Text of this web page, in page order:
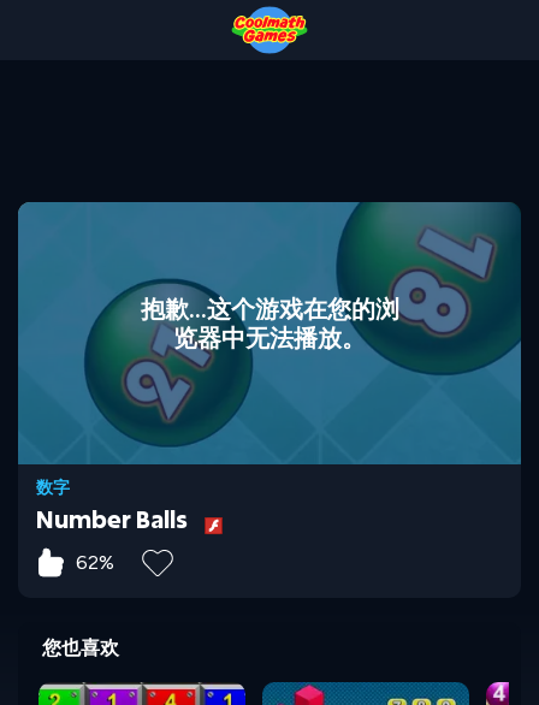
抱歉...这个游戏在您的浏
览器中无法播放。
数字
Number Balls
62%
您也喜欢